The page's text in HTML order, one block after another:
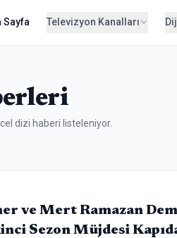
Sayfa Televizyon Kanalları
dizi haberi listeleniyor.
ve Mert Ramazan
Sezon Müjdesi